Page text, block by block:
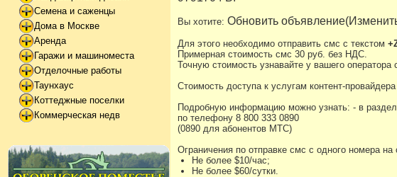
Семена и саженцы
Дома в Москве
Аренда
Гаражи и машиноместа
Отделочные работы
Таунхаус
Коттеджные поселки
Коммерческая недв
Вы хотите: Обновить
Для этого необходимо отправить смс с текстом
Примерная стоимость смс 30 руб. без НДС.
Точную стоимость узнавайте у вашего оператора
Стоимость доступа к услугам контент-
Подробную информацию можно узнать: - в
по телефону 8 800 333 0890
(0890 для абонентов МТС)
Ограничения по отправке смс с одного номера на
Не более $10/час;
Не более $60/сутки.